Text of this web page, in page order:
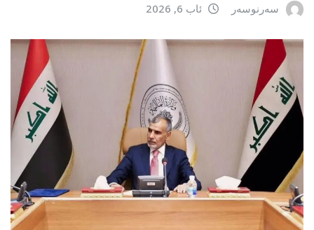
سەرنوسەر ئاب 6, 2026